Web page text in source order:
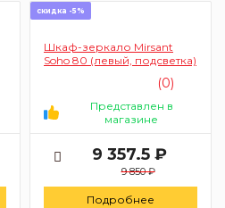
скидка -5%
Шкаф-зеркало Mirsant
Soho 80 (левый, подсветка)
(0)
Представлен в
магазине
9 357.5 ₽
9 850 ₽
Подробнее